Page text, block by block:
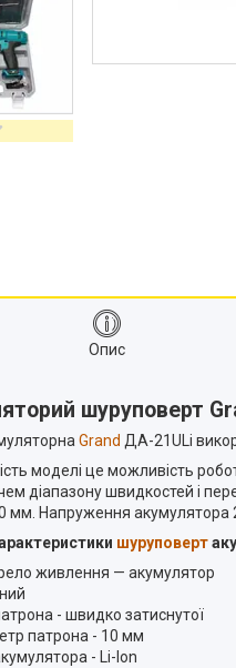
Опис
шуруповерт
Grand ДА-21ULi
моделі це можливість
діапазону швидкостей і
мм. Напруження акумулятора
шуруповерт
живлення — акумулятор
- швидко затиснутої
патрона - 10 мм
- Li-Ion